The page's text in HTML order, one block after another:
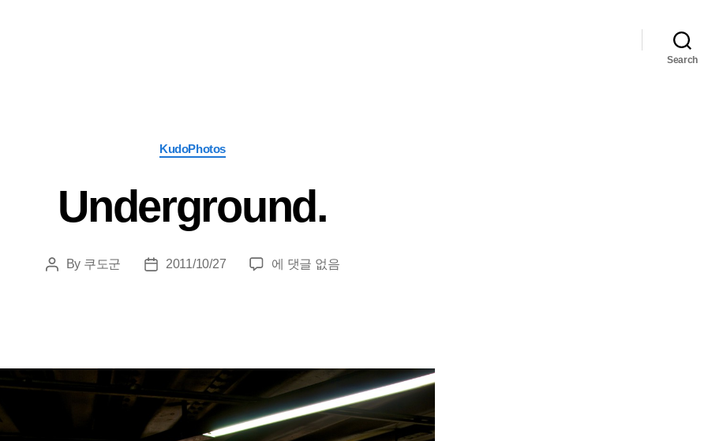
Search
Categories
KudoPhotos
Underground.
PostBy 쿠도군
Post2011/10/27 Underground.
에 댓글 없음